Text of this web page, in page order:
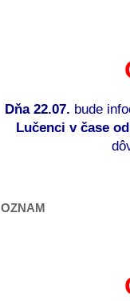
Dňa 22.07. bude
Lučenci v čase
OZNAM